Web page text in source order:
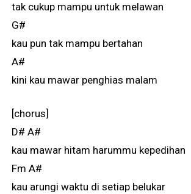
tak cukup mampu untuk melawan
G#
kau pun tak mampu bertahan
A#
kini kau mawar penghias malam
[chorus]
D# A#
kau mawar hitam harummu kepedihan
Fm A#
kau arungi waktu di setiap belukar